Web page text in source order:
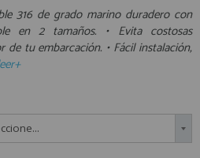
descuentos y ventajas de ser
500 Profesionales de la Náutica
316 de grado marino duradero con
en 2 tamaños. • Evita costosas
de tu embarcación. • Fácil instalación,